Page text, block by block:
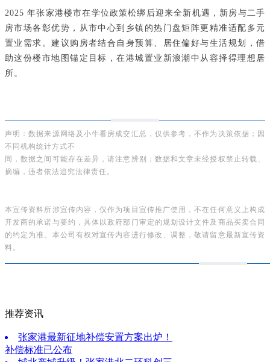
2025 年张家港楼市在学位政策松绑后迎来全新机遇，新房与二手
房市场各彰优势，从市中心到乡镇的热门盘矩阵更精准适配多元
置业需求。建议购房者结合自身预算、居住偏好与生活规划，借
助这份楼市地图锚定目标，在港城置业新浪潮中从容择得理想居
所。
声明：数据来源网络及小牛看房成交汇总，仅供参考，不作为决策依据；因
不同机构统计方式不
同，数据之间可能存在差异，请注意辨别；数据和文章未经授权禁止转载、
摘编，违者依法追究法律责任。
本宣传资料所涉宣传内容，仅作为项目宣传推广使用，不在任何意义上构成
开发商的承诺与要约，具体以政府部门审定的规划设计文件及商品买卖合同
的约定为准。本公司有权对宣传内容进行修改、调整，敬请留意最新宣传资
料。
推荐资讯
张家港最新征地补偿安置方案出炉！
补偿标准已公布